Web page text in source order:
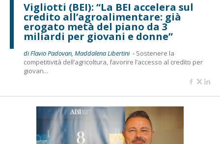
Vigliotti (BEI): “La BEI accelera sul
credito all’agroalimentare: già
erogato metà del piano da 3
miliardi per giovani e donne”
di Flavio Padovan, Maddalena Libertini - Sostenere la
competitività dell’agricoltura, favorire l’accesso al credito per
giovan...